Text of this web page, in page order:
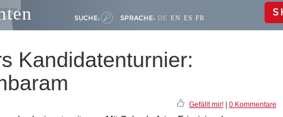
SUCHE: SPRACHE: DE EN ES FR
Kandidatenturnier:
Gefällt mir!| 0 Kommentare